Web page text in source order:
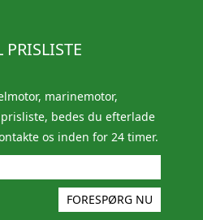
PRISLISTE
marinemotor,
bedes du efterlade
os inden for 24 timer.